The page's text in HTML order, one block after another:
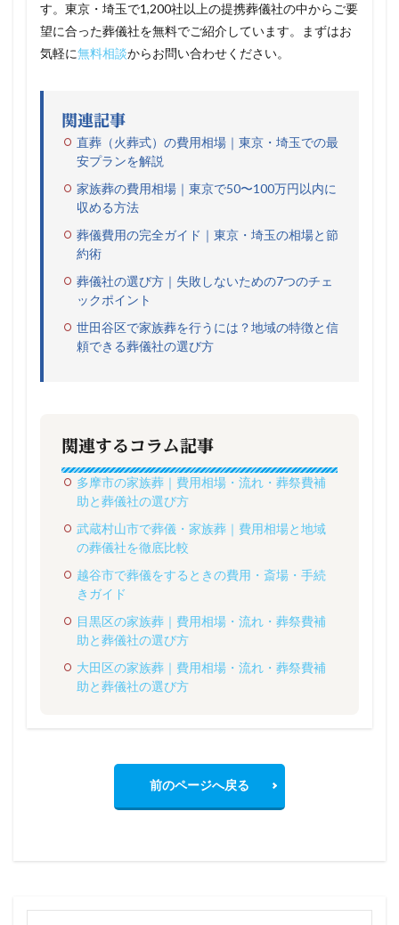
す。東京・埼玉で1,200社以上の提携葬儀社の中からご要
望に合った葬儀社を無料でご紹介しています。まずはお
気軽に無料相談からお問い合わせください。
関連記事
直葬（火葬式）の費用相場｜東京・埼玉での最
安プランを解説
家族葬の費用相場｜東京で50〜100万円以内に
収める方法
葬儀費用の完全ガイド｜東京・埼玉の相場と節
約術
葬儀社の選び方｜失敗しないための7つのチェ
ックポイント
世田谷区で家族葬を行うには？地域の特徴と信
頼できる葬儀社の選び方
関連するコラム記事
多摩市の家族葬｜費用相場・流れ・葬祭費補
助と葬儀社の選び方
武蔵村山市で葬儀・家族葬｜費用相場と地域
の葬儀社を徹底比較
越谷市で葬儀をするときの費用・斎場・手続
きガイド
目黒区の家族葬｜費用相場・流れ・葬祭費補
助と葬儀社の選び方
大田区の家族葬｜費用相場・流れ・葬祭費補
助と葬儀社の選び方
前のページへ戻る